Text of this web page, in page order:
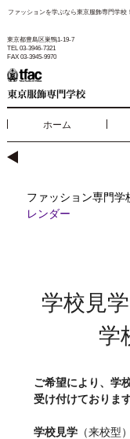
ファッションを学ぶなら東京服飾専門学
東京都豊島区巣鴨1-19-7
TEL 03-3946-7321
FAX 03-3945-9970
ホーム
ファッション専門学
レンダー
学校見
学
ご希望により、学
受け付けております
学校見学 （来校型